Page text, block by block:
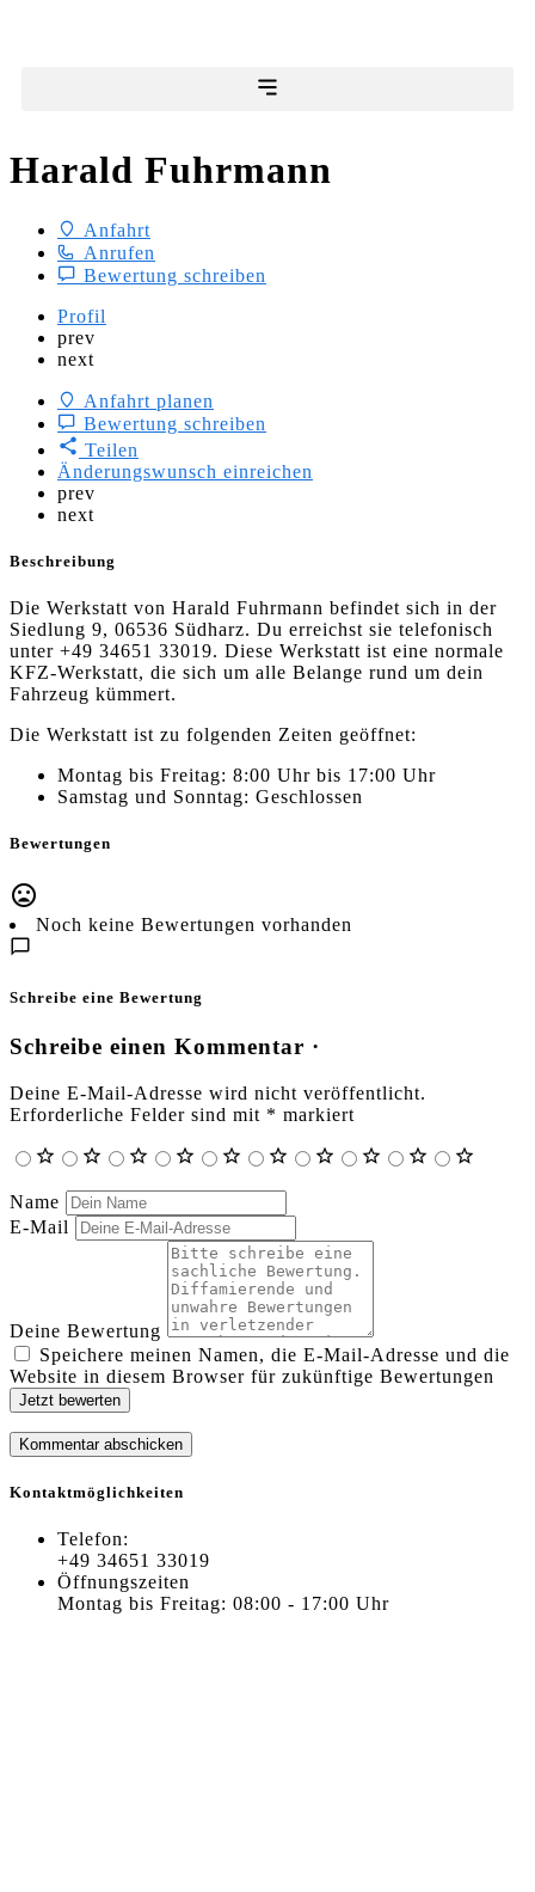
Harald Fuhrmann
Anfahrt
Anrufen
Bewertung schreiben
Profil
prev
next
Anfahrt planen
Bewertung schreiben
Teilen
Änderungswunsch einreichen
prev
next
Beschreibung
Die Werkstatt von Harald Fuhrmann befindet sich in der
Siedlung 9, 06536 Südharz. Du erreichst sie telefonisch
unter +49 34651 33019. Diese Werkstatt ist eine normale
KFZ-Werkstatt, die sich um alle Belange rund um dein
Fahrzeug kümmert.
Die Werkstatt ist zu folgenden Zeiten geöffnet:
Montag bis Freitag: 8:00 Uhr bis 17:00 Uhr
Samstag und Sonntag: Geschlossen
Bewertungen
Noch keine Bewertungen vorhanden
Schreibe eine Bewertung
Schreibe einen Kommentar ·
Deine E-Mail-Adresse wird nicht veröffentlicht.
Erforderliche Felder sind mit * markiert
Name
E-Mail
Deine Bewertung
Speichere meinen Namen, die E-Mail-Adresse und die
Website in diesem Browser für zukünftige Bewertungen
Jetzt bewerten
Kontaktmöglichkeiten
Telefon:
+49 34651 33019
Öffnungszeiten
Montag bis Freitag: 08:00 - 17:00 Uhr